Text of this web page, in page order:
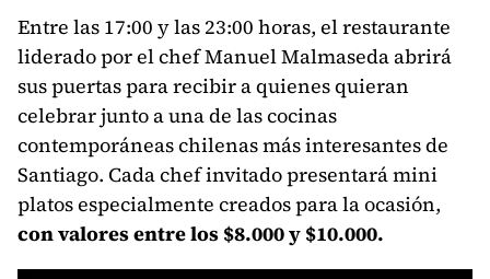
Entre las 17:00 y las 23:00 horas, el restaurante
liderado por el chefManuel Malmasedaabrirá
sus puertas para recibir a quienes quieran
celebrar junto a una de las cocinas
contemporáneas chilenas más interesantes de
Santiago. Cada chef invitado presentará mini
platos especialmente creados para la ocasión,
con valores entre los $8.000 y $10.000.